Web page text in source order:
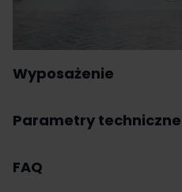
Wyposażenie
Parametry techniczne
FAQ